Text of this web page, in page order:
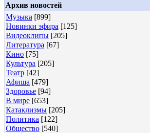
Архив новостей
Музыка [899]
Новинки эфира [125]
Видеоклипы [205]
Литература [67]
Кино [75]
Культура [205]
Театр [42]
Афиша [479]
Здоровье [94]
В мире [653]
Катаклизмы [205]
Политика [122]
Общество [540]